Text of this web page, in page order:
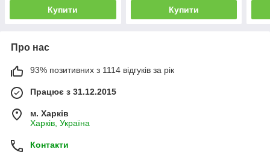
Купити Купити
Про нас
93% позитивних з 1114 відгуків за рік
Працює з 31.12.2015
м. Харків
Харків, Україна
Контакти